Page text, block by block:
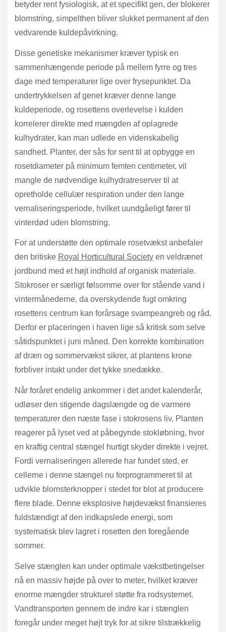
betyder rent fysiologisk, at et specifikt gen, der blokerer
blomstring, simpelthen bliver slukket permanent af den
vedvarende kuldepåvirkning.
Disse genetiske mekanismer kræver typisk en
sammenhængende periode på mellem fyrre og tres
dage med temperaturer lige over frysepunktet. Da
undertrykkelsen af genet kræver denne lange
kuldeperiode, og rosettens overlevelse i kulden
korrelerer direkte med mængden af oplagrede
kulhydrater, kan man udlede en videnskabelig
sandhed. Planter, der sås for sent til at opbygge en
rosetdiameter på minimum femten centimeter, vil
mangle de nødvendige kulhydratreserver til at
opretholde cellulær respiration under den lange
vernaliseringsperiode, hvilket uundgåeligt fører til
vinterdød uden blomstring.
For at understøtte den optimale rosetvækst anbefaler
den britiske Royal Horticultural Society en veldrænet
jordbund med et højt indhold af organisk materiale.
Stokroser er særligt følsomme over for stående vand i
vintermånederne, da overskydende fugt omkring
rosettens centrum kan forårsage svampeangreb og råd.
Derfor er placeringen i haven lige så kritisk som selve
såtidspunktet i juni måned. Den korrekte kombination
af dræn og sommervækst sikrer, at plantens krone
forbliver intakt under det tykke snedække.
Når foråret endelig ankommer i det andet kalenderår,
udløser den stigende dagslængde og de varmere
temperaturer den næste fase i stokrosens liv. Planten
reagerer på lyset ved at påbegynde stokløbning, hvor
en kraftig central stængel hurtigt skyder direkte i vejret.
Fordi vernaliseringen allerede har fundet sted, er
cellerne i denne stængel nu forprogrammeret til at
udvikle blomsterknopper i stedet for blot at producere
flere blade. Denne eksplosive højdevækst finansieres
fuldstændigt af den indkapslede energi, som
systematisk blev lagret i rosetten den foregående
sommer.
Selve stænglen kan under optimale vækstbetingelser
nå en massiv højde på over to meter, hvilket kræver
enorme mængder strukturel støtte fra rodsystemet.
Vandtransporten gennem de indre kar i stænglen
foregår under meget højt tryk for at sikre tilstrækkelig